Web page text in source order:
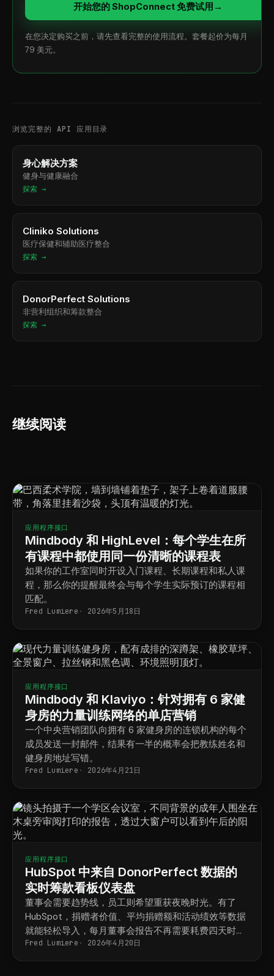
开始您的 ShopConnect 免费试用 →
在您决定购买之前，请先查看完整的使用流程。套餐起价为每月
79 美元。
浏览完整的 API 应用目录
身心解决方案
健身与健康融合
探索 →
Cliniko Solutions
医疗保健和辅助医疗整合
探索 →
DonorPerfect Solutions
非营利组织和筹款整合
探索 →
继续阅读
应用程序接口
Mindbody 和 HighLevel：每个学生在所
有课程中都使用同一份清晰的课程表
如果你的工作室同时开设入门课程、长期课程和私人课
程，那么你的提醒最终会与每个学生实际预订的课程相
匹配。
Fred Lumiere 2026年5月18日
应用程序接口
Mindbody 和 Klaviyo：针对拥有 6 家健
身房的力量训练网络的单店营销
一个中央营销团队向拥有 6 家健身房的连锁机构的每个
成员发送一封邮件，结果有一半的概率会把教练姓名和
健身房地址写错。
Fred Lumiere 2026年4月21日
应用程序接口
HubSpot 中来自 DonorPerfect 数据的
实时筹款看板仪表盘
董事会需要趋势线，员工则希望重获夜晚时光。有了
HubSpot，捐赠者价值、平均捐赠额和活动绩效等数据
就能轻松导入，每月董事会报告不再需要耗费四天时
间，而变成了一个可保存的仪表盘。
Fred Lumiere 2026年4月20日